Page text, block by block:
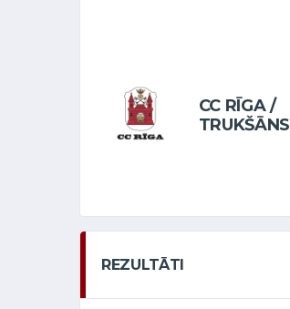
CC RĪGA /
TRUKŠĀNS
REZULTĀTI